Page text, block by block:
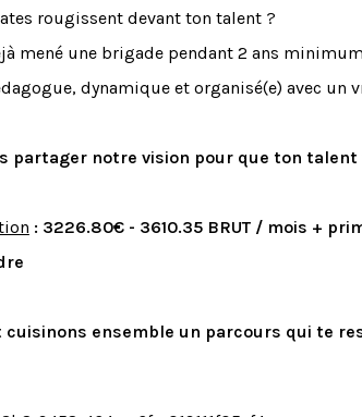
rougissent devant ton talent ?
mené une brigade pendant 2 ans
dynamique et organisé(e) avec un
partager notre vision pour que ton talent
: 3226.80€ - 3610.35 BRUT / mois +
cuisinons ensemble un parcours qui te